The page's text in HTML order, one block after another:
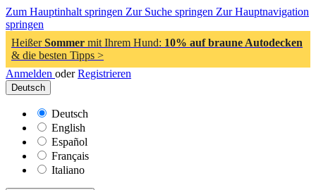
Zum Hauptinhalt springen Zur Suche springen Zur Hauptnavigation
springen
HeißerSommer mit Ihrem Hund: 10% auf braune Autodecken
& die besten Tipps >
Anmelden oder Registrieren
Deutsch
Deutsch
English
Español
Français
Italiano